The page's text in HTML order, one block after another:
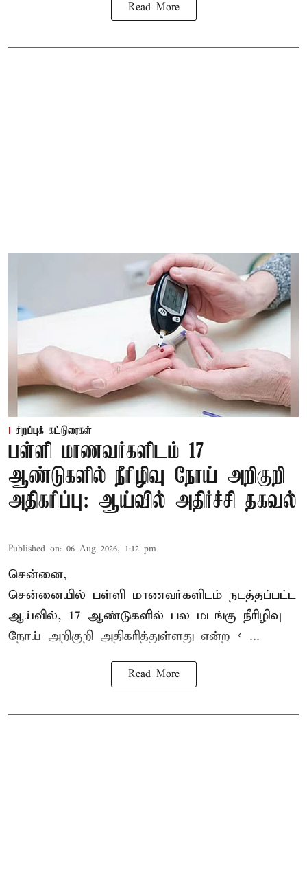
Read More
சிறப்புக் கட்டுரைகள்
பள்ளி மாணவர்களிடம் 17
ஆண்டுகளில் நீரிழிவு நோய் அறிகுறி
அதிகரிப்பு: ஆய்வில் அதிர்ச்சி தகவல்
Published on: 06 Aug 2026, 1:12 pm
சென்னை,
சென்னையில் பள்ளி மாணவர்களிடம் நடத்தப்பட்ட
ஆய்வில், 17 ஆண்டுகளில் பல மடங்கு நீரிழிவு
நோய் அறிகுறி அதிகரித்துள்ளது என்ற < ...
Read More